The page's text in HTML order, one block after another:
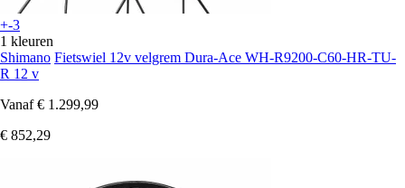
+-3
1 kleuren
Shimano Fietswiel 12v velgrem Dura-Ace WH-R9200-C60-HR-TU-
R 12 v
Vanaf € 1.299,99
€ 852,29